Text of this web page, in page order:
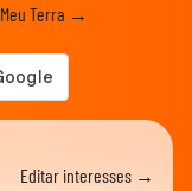
Terra →
Editar interesses →